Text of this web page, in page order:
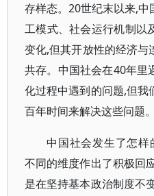
存样态。20世纪末以来,
工模式、社会运行机制以
变化,但其开放性的经济
共存。中国社会在40年里
化过程中遇到的问题,但
百年时间来解决这些问题。
中国社会发生了怎样
不同的维度作出了积极回
是在坚持基本政治制度不